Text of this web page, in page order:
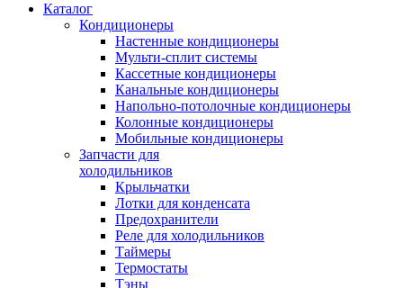
Каталог
Кондиционеры
Настенные кондиционеры
Мульти-сплит системы
Кассетные кондиционеры
Канальные кондиционеры
Напольно-потолочные кондиционеры
Колонные кондиционеры
Мобильные кондиционеры
Запчасти для
холодильников
Крыльчатки
Лотки для конденсата
Предохранители
Реле для холодильников
Таймеры
Термостаты
Тэны